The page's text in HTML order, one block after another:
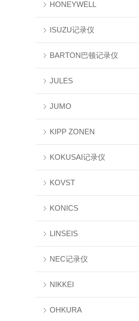
HONEYWELL
ISUZU记录仪
BARTON巴顿记录仪
JULES
JUMO
KIPP ZONEN
KOKUSAI记录仪
KOVST
KONICS
LINSEIS
NEC记录仪
NIKKEI
OHKURA